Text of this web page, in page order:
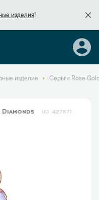
изделия!
изделия Серьги Rose
42787